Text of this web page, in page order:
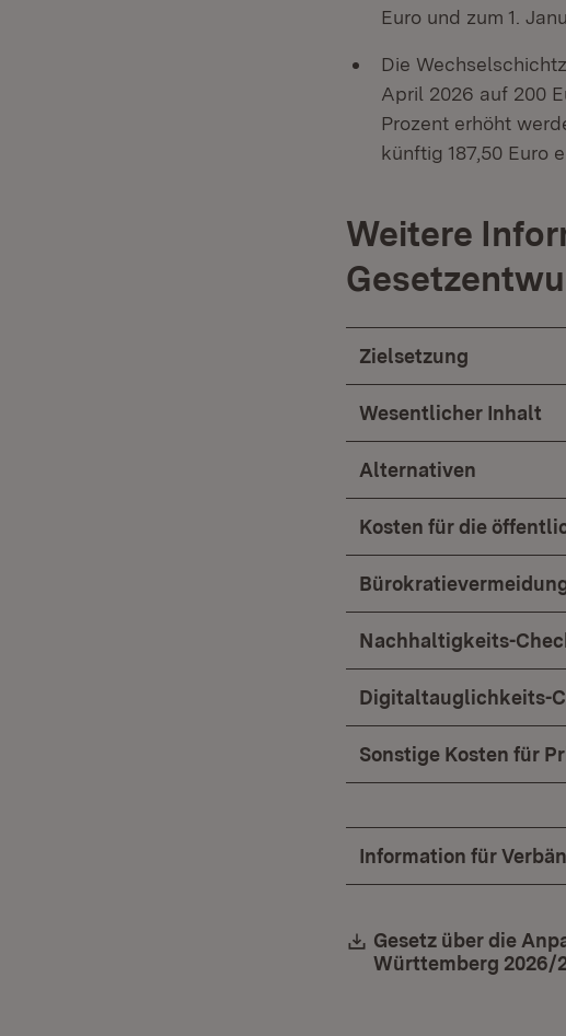
Euro und zum 1.
Die
April 2026 auf 200
Prozent erhöht
künftig 187,50 Euro
Weitere
Zielsetzung
Wesentlicher Inhalt
Alternativen
Kosten für die
Nachhaltigkeits-
Digitaltauglichkeits-
Sonstige Kosten für
Information für
Download:
Gesetz über die
Württemberg 2026/